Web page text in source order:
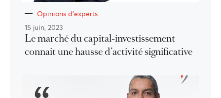
Opinions d'experts
15 juin, 2023
Le marché du capital-investissement
connait une hausse d’activité significative